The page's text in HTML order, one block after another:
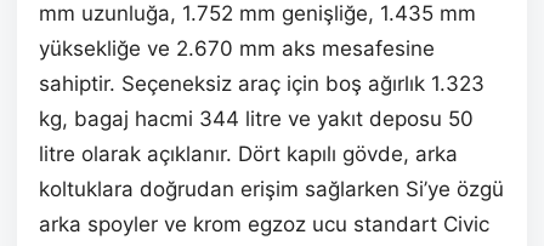
mm uzunluğa, 1.752 mm genişliğe, 1.435 mm
yüksekliğe ve 2.670 mm aks mesafesine
sahiptir. Seçeneksiz araç için boş ağırlık 1.323
kg, bagaj hacmi 344 litre ve yakıt deposu 50
litre olarak açıklanır. Dört kapılı gövde, arka
koltuklara doğrudan erişim sağlarken Si’ye özgü
arka spoyler ve krom egzoz ucu standart Civic